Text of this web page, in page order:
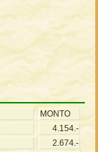
MONTO
4.154.-
2.674.-